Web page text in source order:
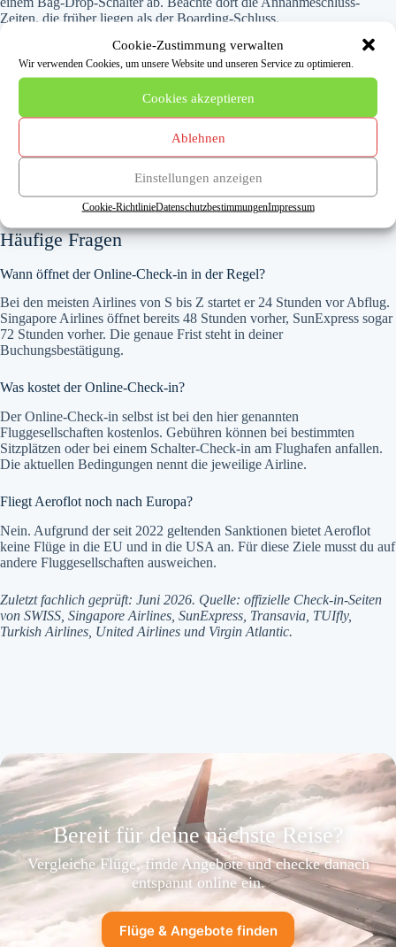
Cookie-Zustimmung verwalten
Wir verwenden Cookies, um unsere Website und unseren Service zu optimieren.
Cookies akzeptieren
Ablehnen
Einstellungen anzeigen
Cookie-RichtlinieDatenschutzbestimmungenImpressum
Zeiten, die früher liegen als der Boarding-Schluss.
Tipps für deinen Sitzplatz
Viele Airlines lassen dich beim Online-Check-in kostenlos einen freien
Sitzplatz wählen. Spezielle Plätze wie am Notausgang oder mit extra
Beinfreiheit sind oft gebührenpflichtig. Mehr dazu findest du auf
unserer Seite zumSitzplatz. Hast du über einenReiseveranstalter
gebucht, prüfe vorab, ob der Check-in über die Airline direkt möglich
Häufige Fragen
Wann öffnet der Online-Check-in in der Regel?
Bei den meisten Airlines von S bis Z startet er 24 Stunden vor Abflug.
Singapore Airlines öffnet bereits 48 Stunden vorher, SunExpress sogar
72 Stunden vorher. Die genaue Frist steht in deiner
Buchungsbestätigung.
Was kostet der Online-Check-in?
Der Online-Check-in selbst ist bei den hier genannten
Fluggesellschaften kostenlos. Gebühren können bei bestimmten
Sitzplätzen oder bei einem Schalter-Check-in am Flughafen anfallen.
Die aktuellen Bedingungen nennt die jeweilige Airline.
Fliegt Aeroflot noch nach Europa?
Nein. Aufgrund der seit 2022 geltenden Sanktionen bietet Aeroflot
keine Flüge in die EU und in die USA an. Für diese Ziele musst du auf
andere Fluggesellschaften ausweichen.
Zuletzt fachlich geprüft: Juni 2026. Quelle: offizielle Check-in-Seiten
von SWISS, Singapore Airlines, SunExpress, Transavia, TUIfly,
Turkish Airlines, United Airlines und Virgin Atlantic.
Bereit für deine nächste Reise?
Vergleiche Flüge, finde Angebote und checke danach
entspannt online ein.
Flüge & Angebote finden